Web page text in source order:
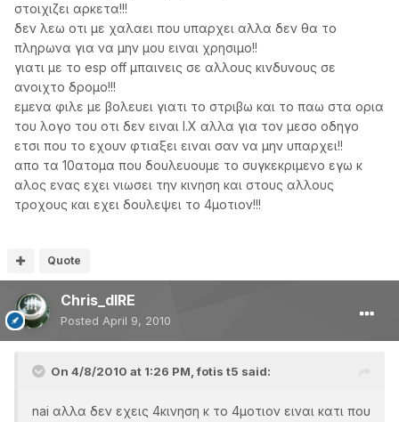
στοιχιζει αρκετα!!!
δεν λεω οτι με χαλαει που υπαρχει αλλα δεν θα το
πληρωνα για να μην μου ειναι χρησιμο!!
γιατι με το esp off μπαινεις σε αλλους κινδυνους σε
ανοιχτο δρομο!!!
εμενα φιλε με βολευει γιατι το στριβω και το παω στα ορια
του λογο του οτι δεν ειναι Ι.Χ αλλα για τον μεσο οδηγο
ετσι που το εχουν φτιαξει ειναι σαν να μην υπαρχει!!
απο τα 10ατομα που δουλευουμε το συγκεκριμενο εγω κ
αλος ενας εχει νιωσει την κινηση και στους αλλους
τροχους και εχει δουλεψει το 4μοτιον!!!
Quote
Chris_dIRE
Posted April 9, 2010
On 4/8/2010 at 1:26 PM, fotis t5 said:
nai αλλα δεν εχεις 4κινηση κ το 4μοτιον ειναι κατι που